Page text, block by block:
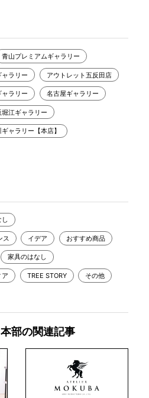
青山プレミアムギャラリー
ャラリー アウトレット五反田店
ャラリー 名古屋ギャラリー
堀江ギャラリー
ャラリー【本店】
ス イデア おすすめ商品
家具のはなし
ア TREE STORY その他
部の関連記事